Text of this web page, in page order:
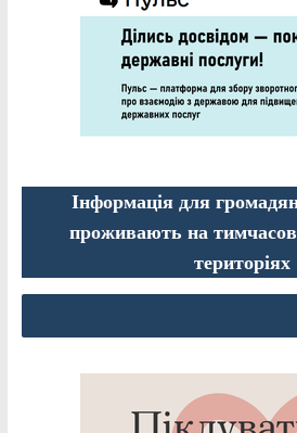
Інформація для
проживають на
територіях